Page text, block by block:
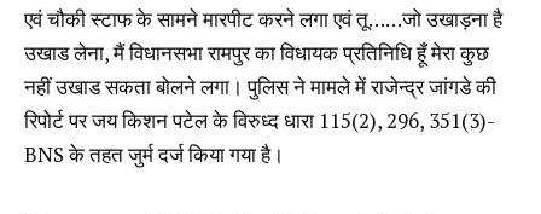
एवं चौकी स्टाफ के सामने मारपीट करने लगा एवं तू……जो उखाड़ना है
उखाड लेना, मैं विधानसभा रामपुर का विधायक प्रतिनिधि हूँ मेरा कुछ
नहीं उखाड सकता बोलने लगा। पुलिस ने मामले में राजेन्द्र जांगडे की
रिपोर्ट पर जय किशन पटेल के विरुध्द धारा 115(2), 296, 351(3)-
BNS के तहत जुर्म दर्ज किया गया है।